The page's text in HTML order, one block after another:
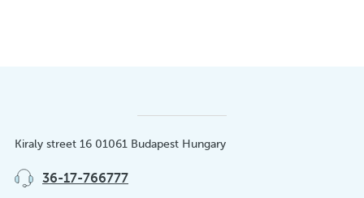
Kiraly street 16 01061 Budapest Hungary
36-17-766777